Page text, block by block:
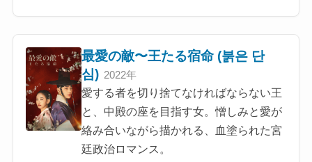
最愛の敵〜王たる宿命 (붉은 단
심) 2022年
愛する者を切り捨てなければならない王
と、中殿の座を目指す女。憎しみと愛が
絡み合いながら描かれる、血塗られた宮
廷政治ロマンス。